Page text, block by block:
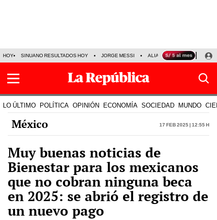
HOY SINUANO RESULTADOS HOY JORGE MESSI ALIANZA LIMA VS SPORT
LO ÚLTIMO POLÍTICA OPINIÓN ECONOMÍA SOCIEDAD MUNDO
México 17 Feb 2025 | 12:55 h
Muy buenas noticias de
Bienestar para los mexicanos
que no cobran ninguna beca
en 2025: se abrió el registro de
un nuevo pago